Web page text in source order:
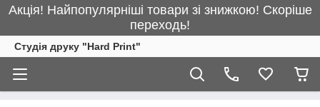
Акція! Найпопулярніші товари зі знижкою! Скоріше
переходь!
Студія друку "Hard Print"